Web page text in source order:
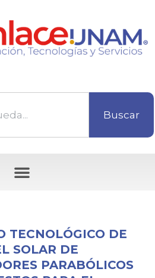
Buscar
TECNOLÓGICO DE
SOLAR DE
PARABÓLICOS